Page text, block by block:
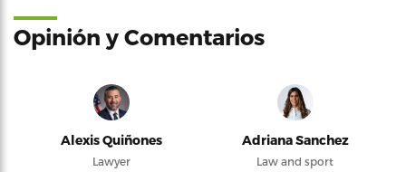
Opinión y Comentarios
Alexis Quiñones
Lawyer
Adriana Sanchez
Law and sport